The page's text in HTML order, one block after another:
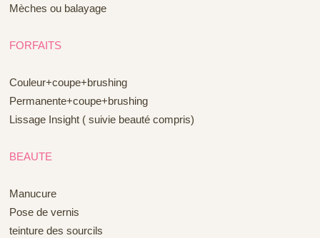
Mèches ou balayage
FORFAITS
Couleur+coupe+brushing
Permanente+coupe+brushing
Lissage Insight ( suivie beauté compris)
BEAUTE
Manucure
Pose de vernis
teinture des sourcils